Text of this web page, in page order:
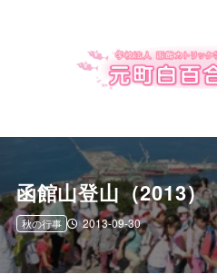
函館山登山（2013）
2013-09-30
秋の行事